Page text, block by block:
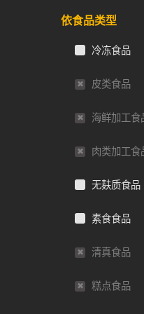
依食品类型
冷冻食品
皮类食品
海鲜加工食
肉类加工食
无麸质食品
素食食品
清真食品
糕点食品